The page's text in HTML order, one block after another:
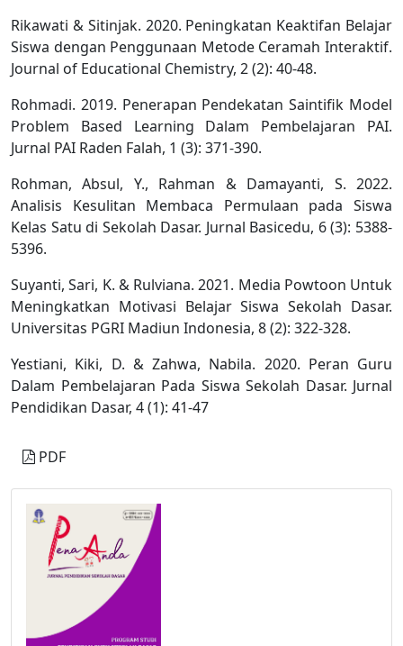
Rikawati & Sitinjak. 2020. Peningkatan Keaktifan Belajar
Siswa dengan Penggunaan Metode Ceramah Interaktif.
Journal of Educational Chemistry, 2 (2): 40-48.
Rohmadi. 2019. Penerapan Pendekatan Saintifik Model
Problem Based Learning Dalam Pembelajaran PAI.
Jurnal PAI Raden Falah, 1 (3): 371-390.
Rohman, Absul, Y., Rahman & Damayanti, S. 2022.
Analisis Kesulitan Membaca Permulaan pada Siswa
Kelas Satu di Sekolah Dasar. Jurnal Basicedu, 6 (3): 5388-
5396.
Suyanti, Sari, K. & Rulviana. 2021. Media Powtoon Untuk
Meningkatkan Motivasi Belajar Siswa Sekolah Dasar.
Universitas PGRI Madiun Indonesia, 8 (2): 322-328.
Yestiani, Kiki, D. & Zahwa, Nabila. 2020. Peran Guru
Dalam Pembelajaran Pada Siswa Sekolah Dasar. Jurnal
Pendidikan Dasar, 4 (1): 41-47
PDF